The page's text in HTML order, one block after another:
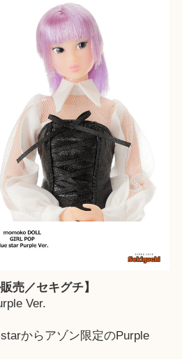
売／セキグチ】
Ver.
からアゾン限定のPurple